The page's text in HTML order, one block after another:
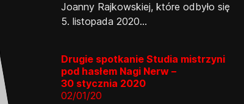
Joanny Rajkowskiej, które odbyło się
5. listopada 2020...
Drugie spotkanie Studia mistrzyni
pod hasłem Nagi Nerw –
30 stycznia 2020
02/01/20